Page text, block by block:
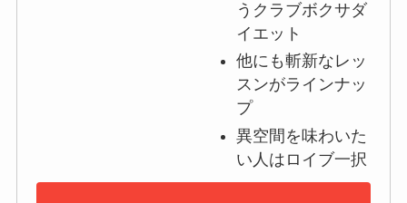
うクラブボクサダ
イエット
他にも斬新なレッ
スンがラインナッ
プ
異空間を味わいた
い人はロイブ一択